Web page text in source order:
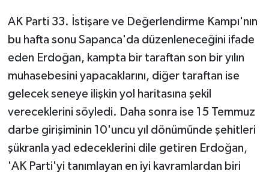
AK Parti 33. İstişare ve Değerlendirme Kampı'nın
bu hafta sonu Sapanca'da düzenleneceğini ifade
eden Erdoğan, kampta bir taraftan son bir yılın
muhasebesini yapacaklarını, diğer taraftan ise
gelecek seneye ilişkin yol haritasına şekil
vereceklerini söyledi. Daha sonra ise 15 Temmuz
darbe girişiminin 10'uncu yıl dönümünde şehitleri
şükranla yad edeceklerini dile getiren Erdoğan,
'AK Parti'yi tanımlayan en iyi kavramlardan biri